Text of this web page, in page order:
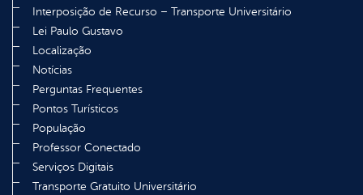
Interposição de Recurso – Transporte Universitário
Lei Paulo Gustavo
Localização
Notícias
Perguntas Frequentes
Pontos Turísticos
População
Professor Conectado
Serviços Digitais
Transporte Gratuito Universitário